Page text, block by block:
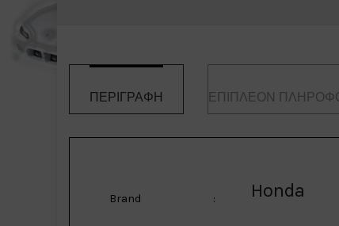
ΠΕΡΙΓΡΑΦΉ ΕΠΙΠΛΈΟΝ
Brand : Honda